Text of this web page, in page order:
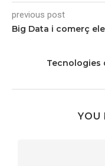
previous post
Big Data i comerç
Tecnologies
YOU